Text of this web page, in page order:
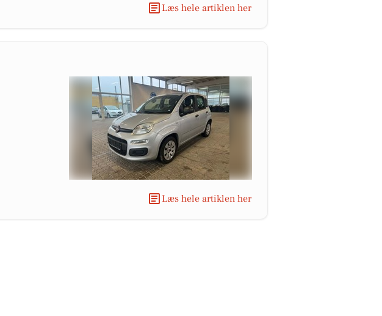
Læs hele artiklen her
Læs hele artiklen her